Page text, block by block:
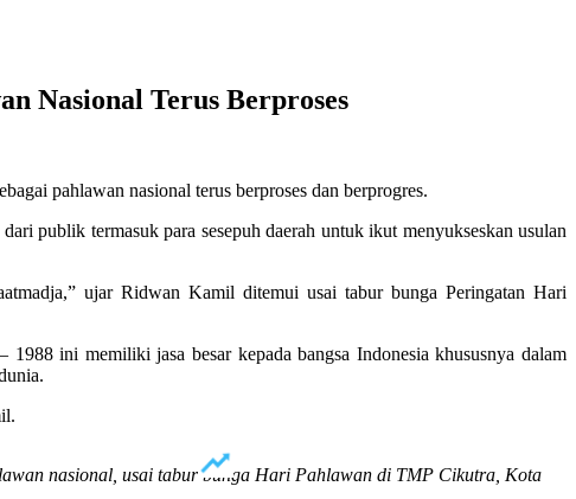
Nasional Terus Berproses
pahlawan nasional terus berproses dan berprogres.
publik termasuk para sesepuh daerah untuk ikut menyukseskan usulan
ujar Ridwan Kamil ditemui usai tabur bunga Peringatan Hari
ini memiliki jasa besar kepada bangsa Indonesia khususnya dalam
nasional, usai tabur bunga Hari Pahlawan di TMP Cikutra, Kota